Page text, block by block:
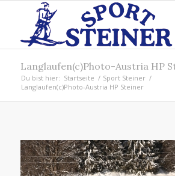
Langlaufen(c)Photo-Austria HP
Du bist hier: Startseite / Sport Steiner /
Langlaufen(c)Photo-Austria HP Steiner